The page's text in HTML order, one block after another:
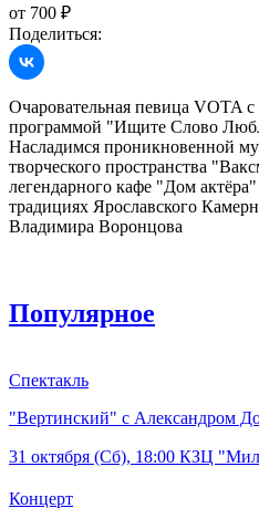
от 700 ₽
Поделиться:
Очаровательная певица VOTA с
программой "Ищите Слово
Насладимся проникновенной
творческого пространства
легендарного кафе "Дом
традициях Ярославского
Владимира Воронцова
Популярное
Спектакль
"Вертинский" с Александром
31 октября (Сб), 18:00 КЗЦ
Концерт